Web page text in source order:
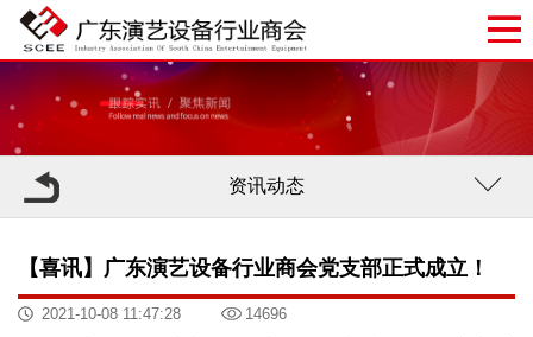
资讯动态
【喜讯】广东演艺设备行业商会党支部正式成立！
2021-10-08 11:47:28 14696